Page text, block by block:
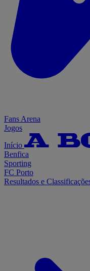
Fans Arena
Jogos
Início
Benfica
Sporting
FC Porto
Resultados e